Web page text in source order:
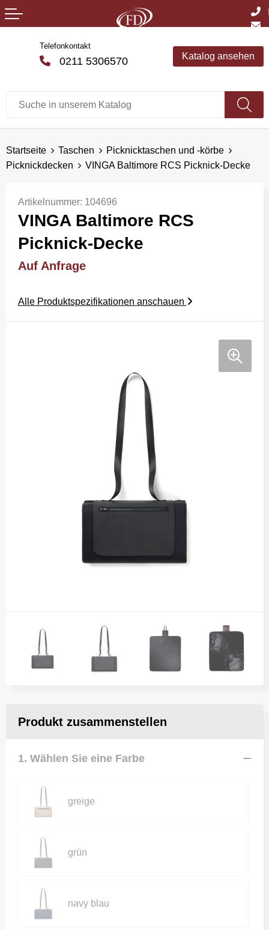
Telefonkontakt
0211 5306570 Katalog ansehen
Startseite Taschen
Picknicktaschen und -körbe
Picknickdecken
VINGA Baltimore RCS Picknick-Decke
Artikelnummer: 104696
VINGA Baltimore RCS
Picknick-Decke
Auf Anfrage
Alle Produktspezifikationen anschauen
Produkt zusammenstellen
1. Wählen Sie eine Farbe
greige
grün
navy blau